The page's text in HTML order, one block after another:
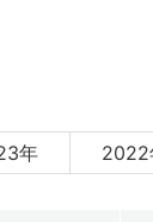
年 2022